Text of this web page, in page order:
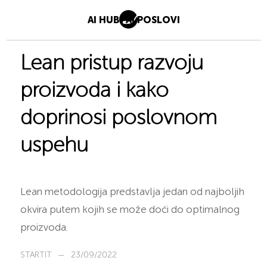
AI HUB AI POSLOVI
Lean pristup razvoju
proizvoda i kako
doprinosi poslovnom
uspehu
Lean metodologija predstavlja jedan od najboljih
okvira putem kojih se može doći do optimalnog
proizvoda.
STARTIT — 23/09/2022